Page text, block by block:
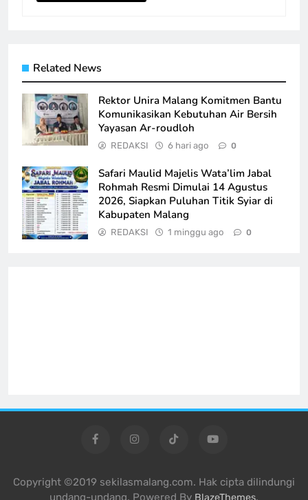
Related News
Rektor Unira Malang Komitmen Bantu
Komunikasikan Kebutuhan Air Bersih
Yayasan Ar-roudloh
REDAKSI 6 hari ago 0
Safari Maulid Majelis Wata’lim Jabal
Rohmah Resmi Dimulai 14 Agustus
2026, Siapkan Puluhan Titik Syiar di
Kabupaten Malang
REDAKSI 1 minggu ago 0
Copyright ©2019 sekilasmalang.com. Hak cipta dilindungi